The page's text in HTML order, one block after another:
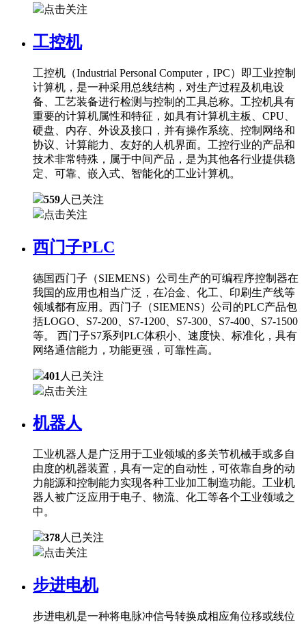
点击关注
工控机
工控机（Industrial Personal Computer，IPC）即工业控制
计算机，是一种采用总线结构，对生产过程及机电设
备、工艺装备进行检测与控制的工具总称。工控机具有
重要的计算机属性和特征，如具有计算机主板、CPU、
硬盘、内存、外设及接口，并有操作系统、控制网络和
协议、计算能力、友好的人机界面。工控行业的产品和
技术非常特殊，属于中间产品，是为其他各行业提供稳
定、可靠、嵌入式、智能化的工业计算机。
559人已关注
点击关注
西门子PLC
德国西门子（SIEMENS）公司生产的可编程序控制器在
我国的应用也相当广泛，在冶金、化工、印刷生产线等
领域都有应用。西门子（SIEMENS）公司的PLC产品包
括LOGO、S7-200、S7-1200、S7-300、S7-400、S7-1500
等。 西门子S7系列PLC体积小、速度快、标准化，具有
网络通信能力，功能更强，可靠性高。
401 人已关注
点击关注
机器人
工业机器人是广泛用于工业领域的多关节机械手或多自
由度的机器装置，具有一定的自动性，可依靠自身的动
力能源和控制能力实现各种工业加工制造功能。工业机
器人被广泛应用于电子、物流、化工等各个工业领域之
中。
378人已关注
点击关注
步进电机
步进电机是一种将电脉冲信号转换成相应角位移或线位